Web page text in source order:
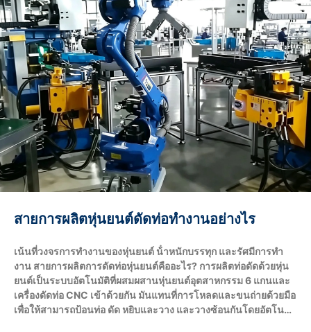
สายการผลิตหุ่นยนต์ดัดท่อทํางานอย่างไร
เน้นที่วงจรการทํางานของหุ่นยนต์ น้ําหนักบรรทุก และรัศมีการทํา
งาน สายการผลิตการดัดท่อหุ่นยนต์คืออะไร? การผลิตท่อดัดด้วยหุ่น
ยนต์เป็นระบบอัตโนมัติที่ผสมผสานหุ่นยนต์อุตสาหกรรม 6 แกนและ
เครื่องดัดท่อ CNC เข้าด้วยกัน มันแทนที่การโหลดและขนถ่ายด้วยมือ
เพื่อให้สามารถป้อนท่อ ดัด หยิบและวาง และวางซ้อนกันโดยอัตโนมัติ